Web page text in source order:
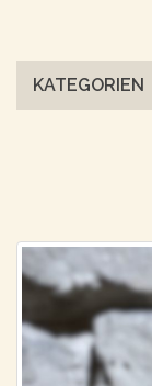
KATEGORIEN